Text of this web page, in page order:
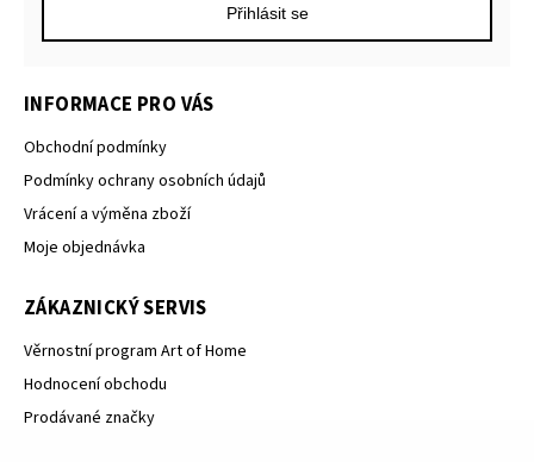
Přihlásit se
INFORMACE PRO VÁS
Obchodní podmínky
Podmínky ochrany osobních údajů
Vrácení a výměna zboží
Moje objednávka
ZÁKAZNICKÝ SERVIS
Věrnostní program Art of Home
Hodnocení obchodu
Prodávané značky